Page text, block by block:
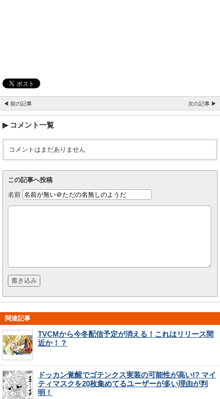
◀ 前の記事 次の記事 ▶
コメント一覧
コメントはまだありません
この記事へ投稿
名前
関連記事
TVCMから今冬配信予定が消える！これはリリース間
近か！？
ドッカン覚醒でゴテンクス実装の可能性が高い!? マイ
ティマスクを20枚集めてるユーザーが多い理由が判
明！